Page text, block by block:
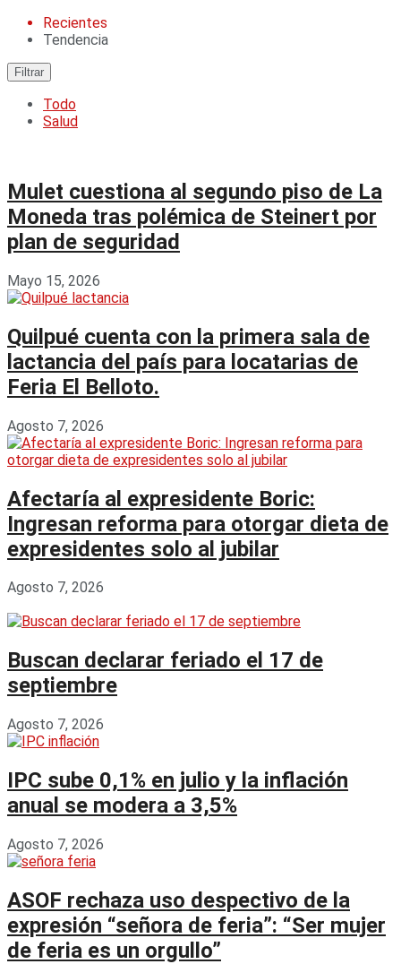
Recientes
Tendencia
Filtrar
Todo
Salud
Mulet cuestiona al segundo piso de La
Moneda tras polémica de Steinert por
plan de seguridad
Mayo 15, 2026
Quilpué cuenta con la primera sala de
lactancia del país para locatarias de
Feria El Belloto.
Agosto 7, 2026
Afectaría al expresidente Boric:
Ingresan reforma para otorgar dieta de
expresidentes solo al jubilar
Agosto 7, 2026
Buscan declarar feriado el 17 de
septiembre
Agosto 7, 2026
IPC sube 0,1% en julio y la inflación
anual se modera a 3,5%
Agosto 7, 2026
ASOF rechaza uso despectivo de la
expresión “señora de feria”: “Ser mujer
de feria es un orgullo”